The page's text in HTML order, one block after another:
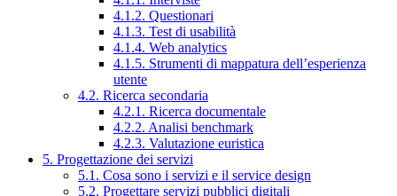
4.1.2. Questionari
4.1.3. Test di usabilità
4.1.4. Web analytics
4.1.5. Strumenti di mappatura dell’esperienza
utente
4.2. Ricerca secondaria
4.2.1. Ricerca documentale
4.2.2. Analisi benchmark
4.2.3. Valutazione euristica
5. Progettazione dei servizi
5.1. Cosa sono i servizi e il service design
5.2. Progettare servizi pubblici digitali